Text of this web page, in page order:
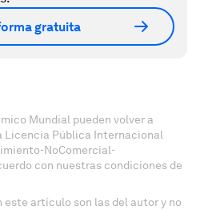
gratuita
Mundial pueden volver a
Licencia Pública Internacional
NoComercial-
con nuestras condiciones de
este artículo son las del autor y no